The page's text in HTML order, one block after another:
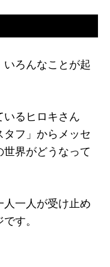
ろんなことが起
いるヒロキさん
フ」からメッセ
界がどうなって
一人が受け止め
す。